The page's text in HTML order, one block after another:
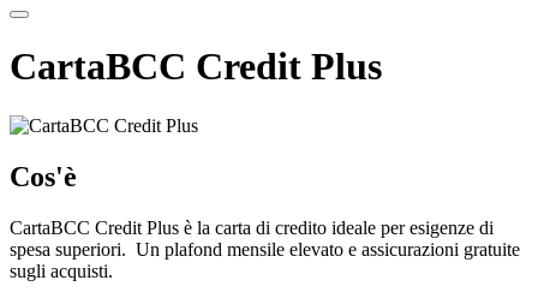
CartaBCC Credit Plus
Cos'è
CartaBCC Credit Plus è la carta di credito ideale per esigenze di
spesa superiori. Un plafond mensile elevato e assicurazioni gratuite
sugli acquisti.